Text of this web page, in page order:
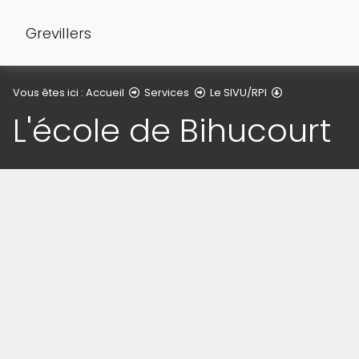
Grevillers
Vous êtes ici : Accueil Services Le SIVU/RPI
L'école de Bihucourt